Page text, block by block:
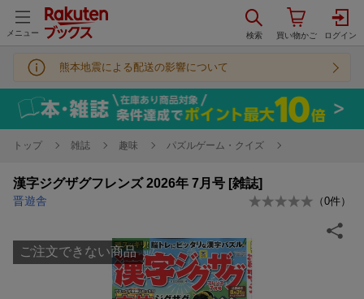
メニュー
熊本地震による配送の影響について
トップ 雑誌 趣味 パズルゲーム・クイズ
漢字ジグザグフレンズ 2026年 7月号 [雑誌]
晋遊舎 （0件）
ご注文できない商品